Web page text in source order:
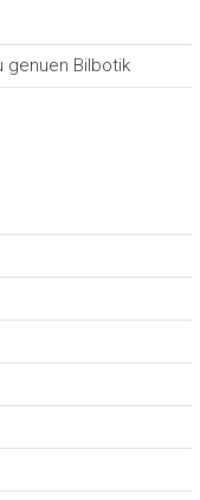
genuen Bilbotik